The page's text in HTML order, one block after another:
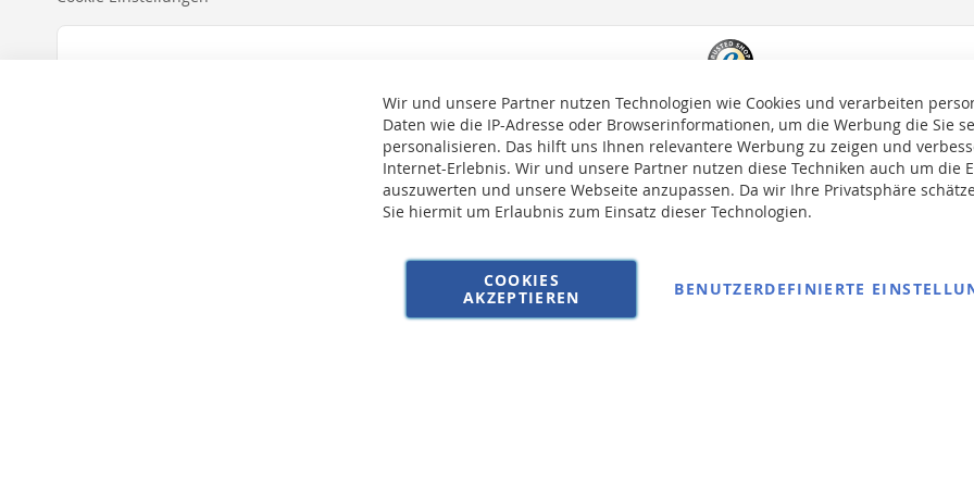
Wir und unsere Partner nutzen Technologien wie Cookies und verarbeiten
Daten wie die IP-Adresse oder Browserinformationen, um die Werbung die Sie
personalisieren. Das hilft uns Ihnen relevantere Werbung zu zeigen und
Internet-Erlebnis. Wir und unsere Partner nutzen diese Techniken auch um die
auszuwerten und unsere Webseite anzupassen. Da wir Ihre Privatsphäre
Sie hiermit um Erlaubnis zum Einsatz dieser Technologien.
COOKIES
AKZEPTIEREN
BENUTZERDEFINIERTE